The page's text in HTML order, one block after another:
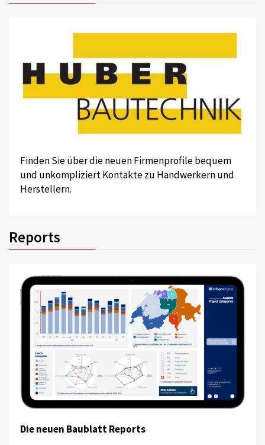
Finden Sie über die neuen Firmenprofile bequem
und unkompliziert Kontakte zu Handwerkern und
Herstellern.
Reports
Die neuen Baublatt Reports